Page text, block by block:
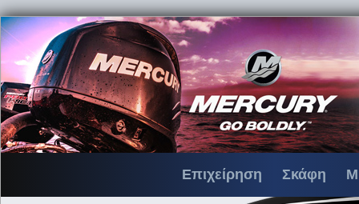
Επιχείρηση Σκάφη